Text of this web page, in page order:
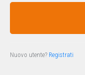
Nuovo utente? Registrati